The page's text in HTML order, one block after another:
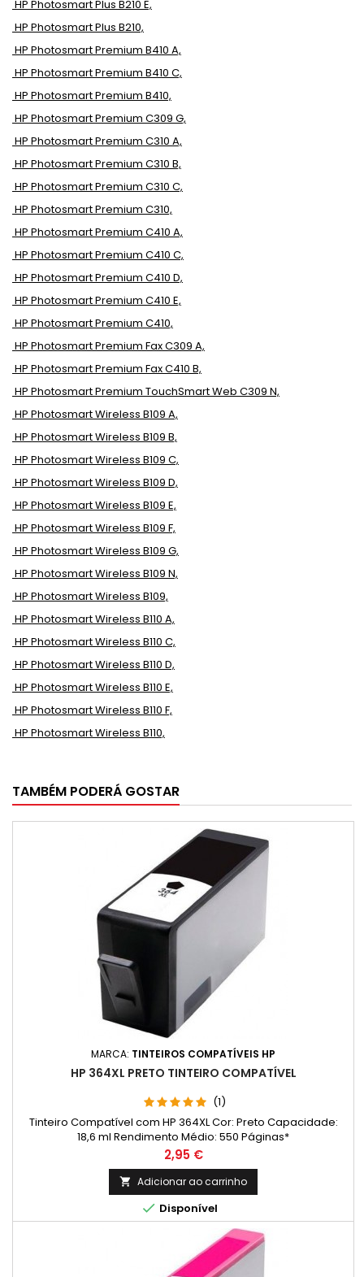
HP Photosmart Plus B210 E,
HP Photosmart Plus B210,
HP Photosmart Premium B410 A,
HP Photosmart Premium B410 C,
HP Photosmart Premium B410,
HP Photosmart Premium C309 G,
HP Photosmart Premium C310 A,
HP Photosmart Premium C310 B,
HP Photosmart Premium C310 C,
HP Photosmart Premium C310,
HP Photosmart Premium C410 A,
HP Photosmart Premium C410 C,
HP Photosmart Premium C410 D,
HP Photosmart Premium C410 E,
HP Photosmart Premium C410,
HP Photosmart Premium Fax C309 A,
HP Photosmart Premium Fax C410 B,
HP Photosmart Premium TouchSmart Web C309 N,
HP Photosmart Wireless B109 A,
HP Photosmart Wireless B109 B,
HP Photosmart Wireless B109 C,
HP Photosmart Wireless B109 D,
HP Photosmart Wireless B109 E,
HP Photosmart Wireless B109 F,
HP Photosmart Wireless B109 G,
HP Photosmart Wireless B109 N,
HP Photosmart Wireless B109,
HP Photosmart Wireless B110 A,
HP Photosmart Wireless B110 C,
HP Photosmart Wireless B110 D,
HP Photosmart Wireless B110 E,
HP Photosmart Wireless B110 F,
HP Photosmart Wireless B110,
TAMBÉM PODERÁ GOSTAR
MARCA: TINTEIROS COMPATÍVEIS HP
HP 364XL PRETO TINTEIRO COMPATÍVEL
(1)
Tinteiro Compatível com HP 364XL Cor: Preto Capacidade:
18,6 ml Rendimento Médio: 550 Páginas*
Preço
2,95 €
 Adicionar ao carrinho
 Disponível